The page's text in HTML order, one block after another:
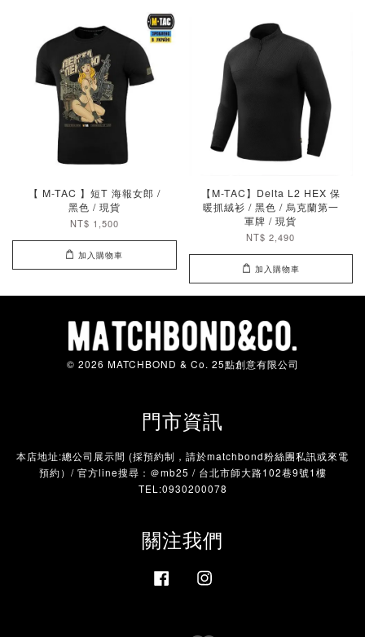
【 M-TAC 】短T 海報女郎 /
黑色 / 現貨
NT$ 1,500
加入購物車
【M-TAC】Delta L2 HEX 保
暖抓絨衫 / 黑色 / 烏克蘭第一
軍牌 / 現貨
NT$ 2,490
加入購物車
© 2026 MATCHBOND & Co. 25點創意有限公司
門市資訊
本店地址:總公司展示間 (採預約制，請於matchbond粉絲團私訊或來電
預約）/ 官方line搜尋：＠mb25 / 台北市師大路102巷9號1樓
TEL:0930200078
關注我們
Facebook